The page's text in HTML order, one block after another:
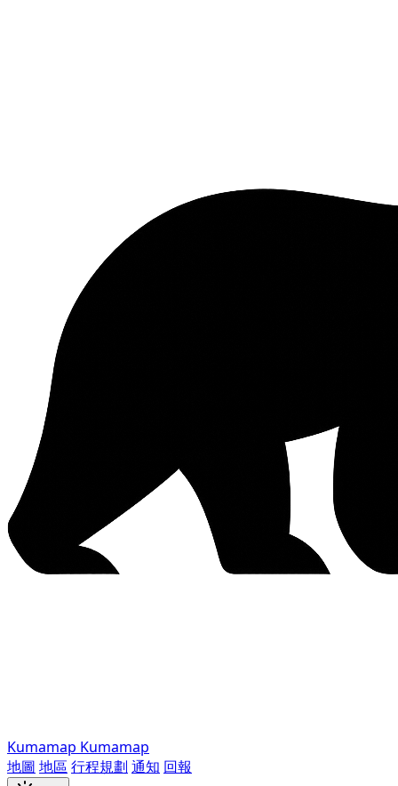
Kumamap Kumamap
地圖 地區 行程規劃 通知 回報